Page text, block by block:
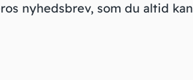
nyhedsbrev, som du altid kan